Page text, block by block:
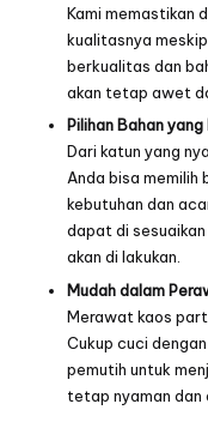
Kami memastikan
kualitasnya
berkualitas dan
akan tetap awet
Pilihan Bahan
Dari katun yang
Anda bisa memilih
kebutuhan dan
dapat di
akan di lakukan.
Mudah dalam
Merawat kaos
Cukup cuci
pemutih untuk
tetap nyaman dan